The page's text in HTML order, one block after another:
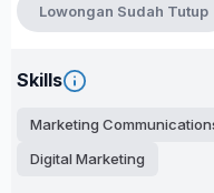
Lowongan Sudah Tutup
Skills
Marketing
Digital Marketing